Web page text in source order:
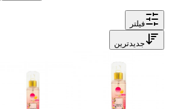
فیلتر
جدیدترین